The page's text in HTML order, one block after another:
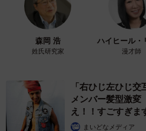
など数々のコメントが寄せられ
るお茶碗に不満のある方はぜひ
なお今回の話題を提供してくれ
乗じ、劇場版 『ゾンビランドサ
をPRしたいという。未見の方
た上でぜひ劇場に足を運んでい
森岡 浩
姓氏研究家
ハイヒール・
漫才師
「右ひじ左ひじ
メンバー髪型激
え！！すごすぎ
まいどなメディア